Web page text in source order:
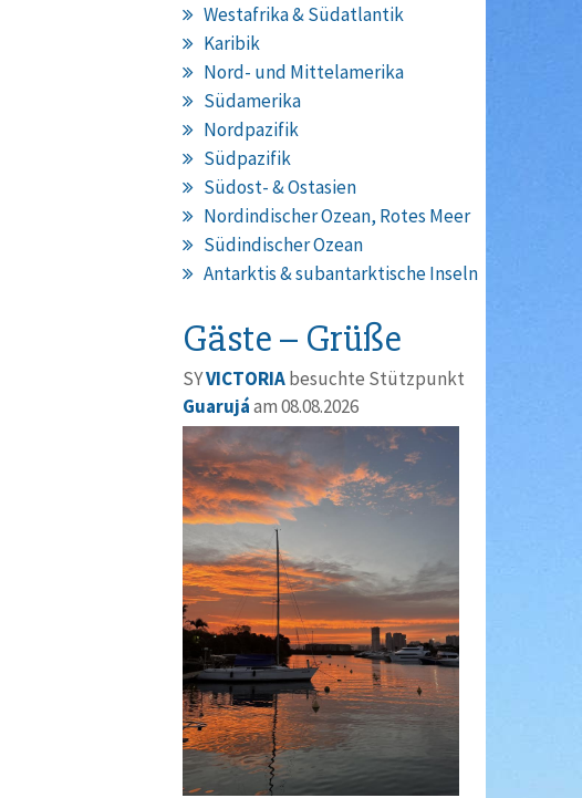
Westafrika & Südatlantik
Karibik
Nord- und Mittelamerika
Südamerika
Nordpazifik
Südpazifik
Südost- & Ostasien
Nordindischer Ozean, Rotes Meer
Südindischer Ozean
Antarktis & subantarktische Inseln
Gäste – Grüße
SYVICTORIAbesuchte Stützpunkt
Guarujáam 08.08.2026